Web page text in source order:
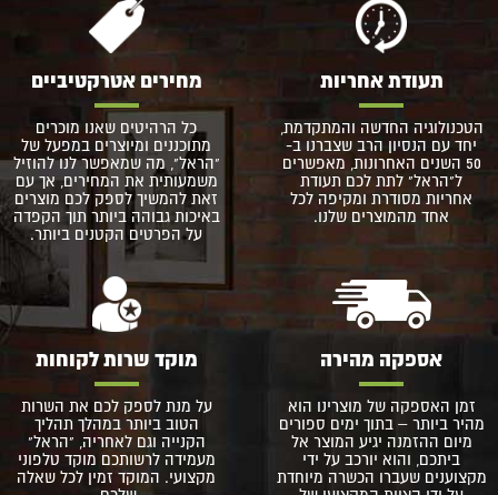
תעודת אחריות
הטכנולוגיה החדשה והמתקדמת,
יחד עם הנסיון הרב שצברנו ב-
50 השנים האחרונות, מאפשרים
ל"הראל" לתת לכם תעודת
אחריות מסודרת ומקיפה לכל
אחד מהמוצרים שלנו.
מחירים אטרקטיביים
כל הרהיטים שאנו מוכרים
מתוכננים ומיוצרים במפעל של
"הראל", מה שמאפשר לנו להוזיל
משמעותית את המחירים, אך עם
זאת להמשיך לספק לכם מוצרים
באיכות גבוהה ביותר תוך הקפדה
על הפרטים הקטנים ביותר.
אספקה מהירה
זמן האספקה של מוצרינו הוא
מהיר ביותר – בתוך ימים ספורים
מיום ההזמנה יגיע המוצר אל
ביתכם, והוא יורכב על ידי
מקצוענים שעברו הכשרה מיוחדת
מוקד שרות לקוחות
על מנת לספק לכם את השרות
הטוב ביותר במהלך תהליך
הקנייה וגם לאחריה, "הראל"
מעמידה לרשותכם מוקד טלפוני
מקצועי. המוקד זמין לכל שאלה